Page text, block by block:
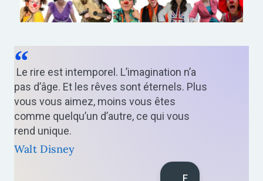
F
Le rire est intemporel. L’imagination n’a
pas d’âge. Et les rêves sont éternels. Plus
vous vous aimez, moins vous êtes
comme quelqu’un d’autre, ce qui vous
rend unique.
Walt Disney